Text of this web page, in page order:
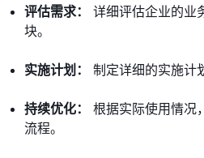
评估需求：
详细评估企业的业
块。
实施计划： 制定详细的实施计
持续优化：
根据实际使用情况
流程。